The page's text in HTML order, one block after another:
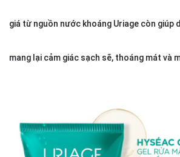
giá từ nguồn nước khoáng Uriage còn giúp
mang lại cảm giác sạch sẽ, thoáng mát và